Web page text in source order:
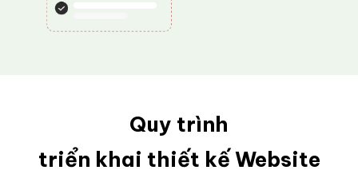
Quy trình
triển khai thiết kế Website